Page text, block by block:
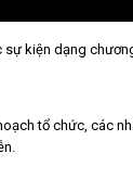
kiện dạng
tổ chức, các